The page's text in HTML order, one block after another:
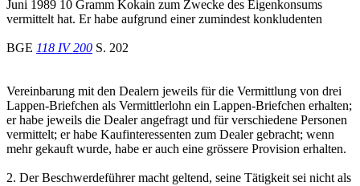
Juni 1989 10 Gramm Kokain zum Zwecke des Eigenkonsums
vermittelt hat. Er habe aufgrund einer zumindest konkludenten
BGE 118 IV 200 S. 202
Vereinbarung mit den Dealern jeweils für die Vermittlung von drei
Lappen-Briefchen als Vermittlerlohn ein Lappen-Briefchen erhalten;
er habe jeweils die Dealer angefragt und für verschiedene Personen
vermittelt; er habe Kaufinteressenten zum Dealer gebracht; wenn
mehr gekauft wurde, habe er auch eine grössere Provision erhalten.
2. Der Beschwerdeführer macht geltend, seine Tätigkeit sei nicht als